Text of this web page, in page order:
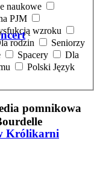
Królikarni
naukowe
PJM
wzroku
rodzin
Seniorzy
Spacery
pomnikowa